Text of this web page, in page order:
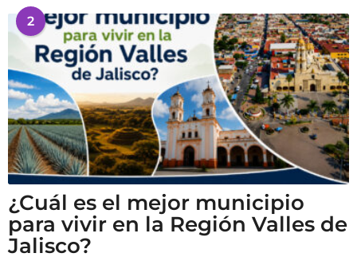
2
¿Cuál es el mejor municipio
para vivir en la Región Valles de
Jalisco?